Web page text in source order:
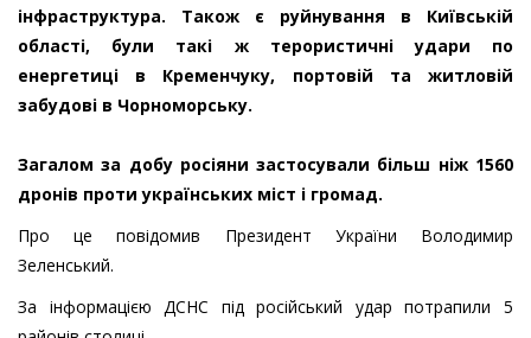
інфраструктура. Також є руйнування в Київській
області, були такі ж терористичні удари по
енергетиці в Кременчуку, портовій та житловій
забудові в Чорноморську.
Загалом за добу росіяни застосували більш ніж 1560
дронів проти українських міст і громад.
Про це повідомив Президент України Володимир
Зеленський.
За інформацією ДСНС під російський удар потрапили 5